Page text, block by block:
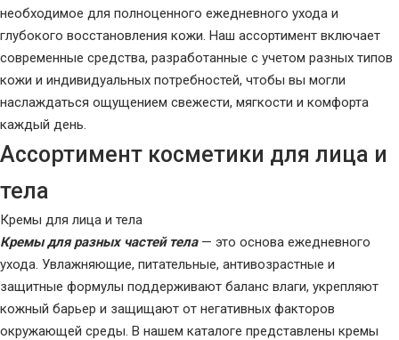
необходимое для полноценного ежедневного ухода и
глубокого восстановления кожи. Наш ассортимент включает
современные средства, разработанные с учетом разных типов
кожи и индивидуальных потребностей, чтобы вы могли
наслаждаться ощущением свежести, мягкости и комфорта
каждый день.
Ассортимент косметики для лица и
тела
Кремы для лица и тела
Кремы для разных частей тела— это основа ежедневного
ухода. Увлажняющие, питательные, антивозрастные и
защитные формулы поддерживают баланс влаги, укрепляют
кожный барьер и защищают от негативных факторов
окружающей среды. В нашем каталоге представлены кремы